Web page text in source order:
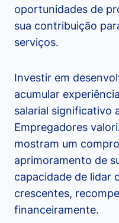
oportunidades de
sua contribuição
serviços.
Investir em
acumular
salarial significativo
Empregadores
mostram um
aprimoramento de
capacidade de lidar
crescentes,
financeiramente.